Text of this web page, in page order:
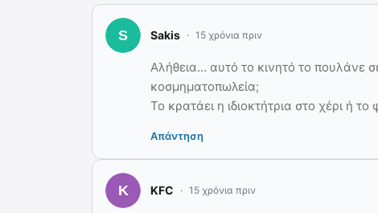
Sakis 15 χρόνια πριν
Αλήθεια… αυτό το κινητό το πουλάνε
κοσμηματοπωλεία;
Το κρατάει η ιδιοκτήτρια στο χέρι ή το
Απάντηση
KFC 15 χρόνια πριν